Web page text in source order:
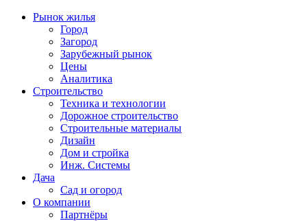
Рынок жилья
Город
Загород
Зарубежный рынок
Цены
Аналитика
Строительство
Техника и технологии
Дорожное строительство
Строительные материалы
Дизайн
Дом и стройка
Инж. Системы
Дача
Сад и огород
О компании
Партнёры